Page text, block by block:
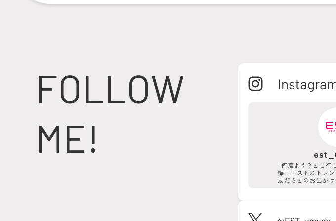
FOLLOW
ME!
「何着よう？どこ行
梅田エストのトレン
友だちとのお出かけ